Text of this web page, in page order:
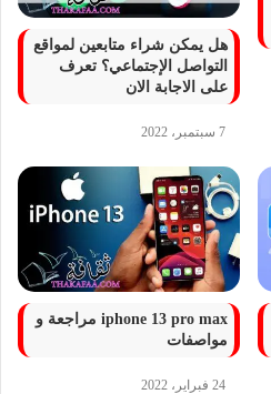
هل يمكن شراء متابعين لمواقع
التواصل الإجتماعي؟ تعرف
على الاجابة الان
7 سبتمبر، 2022
iphone 13 pro max مراجعة و
مواصفات
24 فبراير، 2022